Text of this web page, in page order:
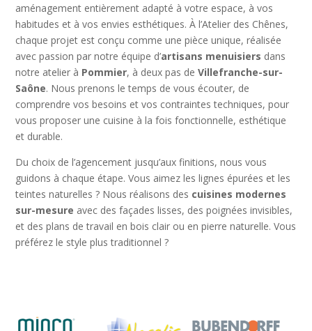
aménagement entièrement adapté à votre espace, à vos
habitudes et à vos envies esthétiques. À l’Atelier des Chênes,
chaque projet est conçu comme une pièce unique, réalisée
avec passion par notre équipe d’artisans menuisiers dans
notre atelier à Pommier, à deux pas deVillefranche-sur-
Saône. Nous prenons le temps de vous écouter, de
comprendre vos besoins et vos contraintes techniques, pour
vous proposer une cuisine à la fois fonctionnelle, esthétique
et durable.
Du choix de l’agencement jusqu’aux finitions, nous vous
guidons à chaque étape. Vous aimez les lignes épurées et les
teintes naturelles ? Nous réalisons des cuisines modernes
sur-mesure avec des façades lisses, des poignées invisibles,
et des plans de travail en bois clair ou en pierre naturelle. Vous
préférez le style plus traditionnel ?